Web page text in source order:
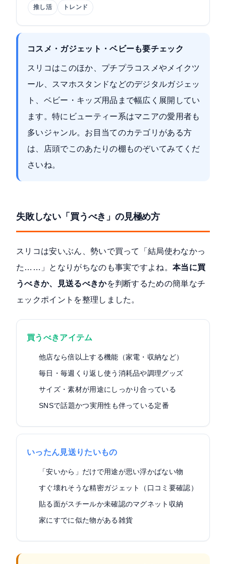
推し活 トレンド
コスメ・ガジェット・ベビーも要チェック
スリコはこのほか、プチプラコスメやメイクツ
ール、スマホスタンドなどのデジタルガジェッ
ト、ベビー・キッズ用品まで幅広く展開してい
ます。特にビューティー系はマニアの愛用者も
多いジャンル。お目当てのカテゴリがある方
は、店頭でこのあたりの棚ものぞいてみてくだ
さいね。
失敗しない「買うべき」の見極め方
スリコは安いぶん、勢いで買って「結局使わなかっ
た……」となりがちなのも事実ですよね。本当に買
うべきか、見送るべきかを判断するための簡単なチ
ェックポイントを整理しました。
買うべきアイテム
他店なら倍以上する機能（家電・収納など）
毎日・毎週くり返し使う消耗品や調理グッズ
サイズ・素材が用途にしっかり合っている
SNSで話題かつ実用性も伴っている定番
いったん見送りたいもの
「安いから」だけで用途が思い浮かばない物
すぐ壊れそうな精密ガジェット（口コミ要確認）
貼る面がスチールか未確認のマグネット収納
家にすでに似た物がある雑貨